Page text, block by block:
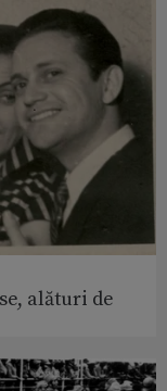
alături de